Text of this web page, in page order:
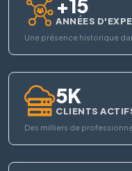
ANNÉES
Une présence historique
5K
CLIENTS
Des milliers de